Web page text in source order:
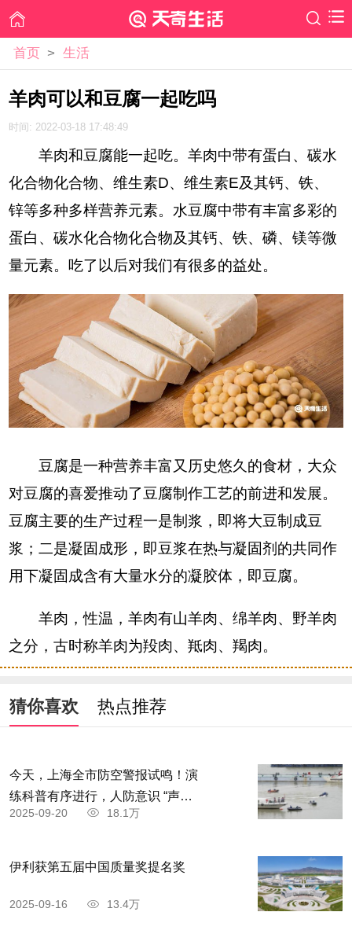
首页 > 生活
羊肉可以和豆腐一起吃吗
时间: 2022-03-18 17:48:49
羊肉和豆腐能一起吃。羊肉中带有蛋白、碳水
化合物化合物、维生素D、维生素E及其钙、铁、
锌等多种多样营养元素。水豆腐中带有丰富多彩的
蛋白、碳水化合物化合物及其钙、铁、磷、镁等微
量元素。吃了以后对我们有很多的益处。
豆腐是一种营养丰富又历史悠久的食材，大众
对豆腐的喜爱推动了豆腐制作工艺的前进和发展。
豆腐主要的生产过程一是制浆，即将大豆制成豆
浆；二是凝固成形，即豆浆在热与凝固剂的共同作
用下凝固成含有大量水分的凝胶体，即豆腐。
羊肉，性温，羊肉有山羊肉、绵羊肉、野羊肉
之分，古时称羊肉为羖肉、羝肉、羯肉。
猜你喜欢 热点推荐
今天，上海全市防空警报试鸣！演
练科普有序进行，人防意识 “声入
人心”
2025-09-20 18.1万
伊利获第五届中国质量奖提名奖
2025-09-16 13.4万